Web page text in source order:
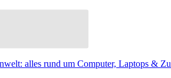
alles rund um Computer, Laptops &